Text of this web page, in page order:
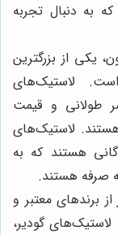
به دنبال تجربه
یکی از بزرگترین
لاستیک‌های
طولانی و قیمت
هستند. لاستیک‌های
هستند که به
صرفه هستند.
برندهای معتبر و
گودیر،